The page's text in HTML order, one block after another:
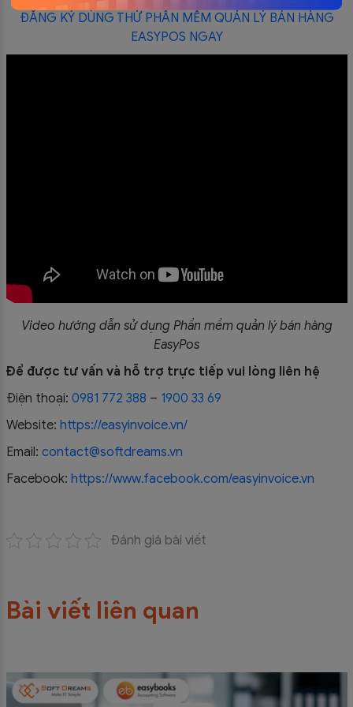
ĐĂNG KÝ DÙNG THỬ PHẦN MỀM QUẢN LÝ BÁN HÀNG
EASYPOS NGAY
Video hướng dẫn sử dụng Phần mềm quản lý bán hàng
EasyPos
Để được tư vấn và hỗ trợ trực tiếp vui lòng liên hệ
Điện thoại: 0981 772 388 – 1900 33 69
Website: https://easyinvoice.vn/
Email: contact@softdreams.vn
Facebook: https://www.facebook.com/easyinvoice.vn
Đánh giá bài viết
Bài viết liên quan